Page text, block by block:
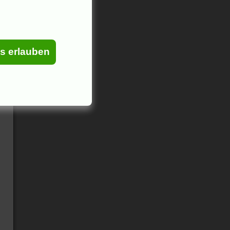
erlauben